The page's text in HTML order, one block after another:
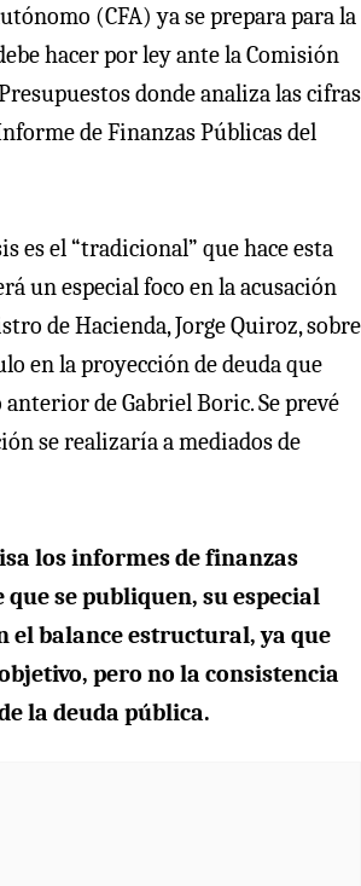
(CFA) ya se prepara para la
hacer por ley ante la Comisión
donde analiza las cifras
de Finanzas Públicas del
es el “tradicional” que hace esta
un especial foco en la acusación
de Hacienda, Jorge Quiroz, sobre
en la proyección de deuda que
de Gabriel Boric. Se prevé
se realizaría a mediados de
los informes de finanzas
que se publiquen, su especial
el balance estructural, ya que
pero no la consistencia
la deuda pública.